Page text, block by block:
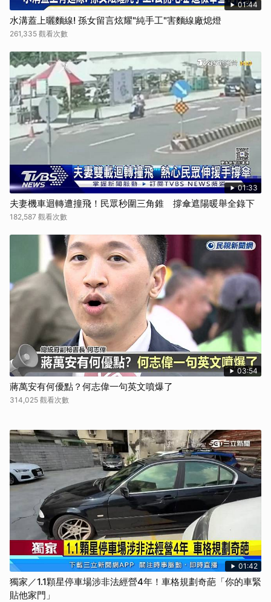
01:44
水溝蓋上曬麵線! 孫女留言炫耀"純手工"害麵線廠熄燈
261,335 觀看次數
01:33
夫妻機車迴轉遭撞飛！民眾秒圍三角錐 撐傘遮陽暖舉全錄下
182,587 觀看次數
03:54
蔣萬安有何優點？何志偉一句英文噴爆了
314,025 觀看次數
01:42
獨家／1.1顆星停車場涉非法經營4年！車格規劃奇葩「你的車緊
貼他家門」